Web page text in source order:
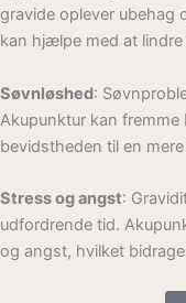
gravide oplever
kan hjælpe med at
Søvnløshed:
Akupunktur kan
bevidstheden til en
Stress og angst:
udfordrende tid.
og angst, hvilket